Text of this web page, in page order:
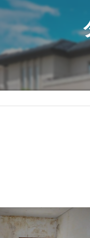
お客様の声